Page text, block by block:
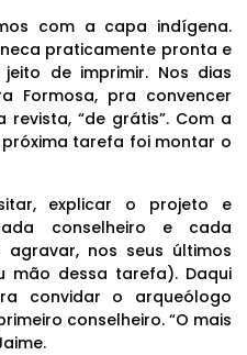
com a capa indígena.
praticamente pronta e
de imprimir. Nos dias
Formosa, pra convencer
revista, “de grátis”. Com a
tarefa foi montar o
explicar o projeto e
conselheiro e cada
nos seus últimos
mão dessa tarefa). Daqui
convidar o arqueólogo
conselheiro. “O mais